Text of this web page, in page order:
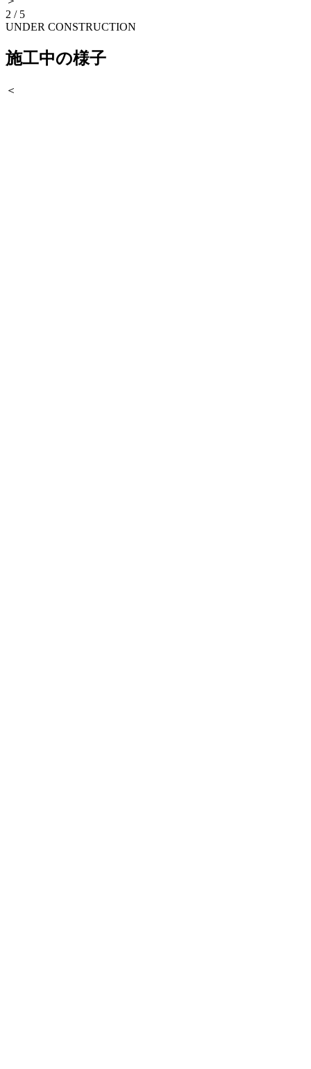
2 / 5
UNDER CONSTRUCTION
施工中の様子
＜